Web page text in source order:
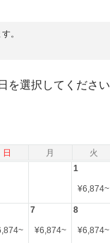
。
を選択してください
日 月 火
1
¥6,874~
~
7
¥6,874~
8
¥6,874~